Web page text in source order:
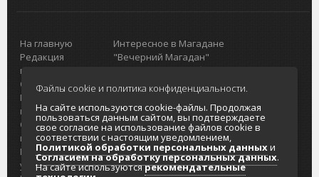
На главную
Редакция
портала
О проекте
Реклама на
портале
Отзывы и
предложения
Интернет-
услуги
Интересное в Магадане
"Вечерний Магадан"
Городская доска объявлений
Реклама
Главный туристический портал
Колымы
Политика в отношении обработки
персональных данных
Согласие на обработку персональных
данных
Файлы cookie и политика конфиденциальности.
На сайте используются cookie-файлы. Продолжая
пользоваться данным сайтом, вы подтверждаете
свое согласие на использование файлов cookie в
соответствии с настоящим уведомлением,
Политикой обработки персональных данныхи
Согласием на обработку персональных данных.
На сайте используютсярекомендательные